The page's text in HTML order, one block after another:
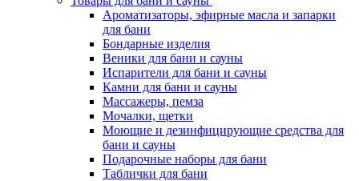
Ароматизаторы, эфирные масла и запарки
для бани
Бондарные изделия
Веники для бани и сауны
Испарители для бани и сауны
Камни для бани и сауны
Массажеры, пемза
Мочалки, щетки
Моющие и дезинфицирующие средства для
бани и сауны
Подарочные наборы для бани
Таблички для бани